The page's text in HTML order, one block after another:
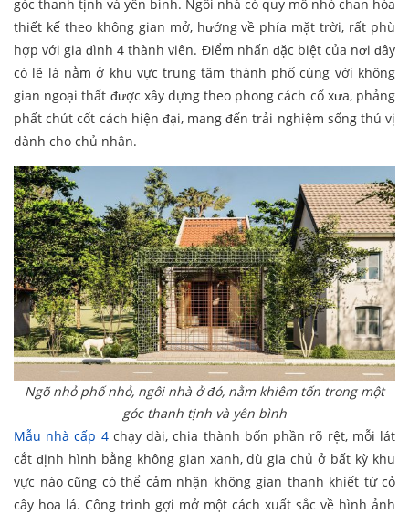
góc thanh tịnh và yên bình. Ngôi nhà có quy mô nhỏ chan hòa
thiết kế theo không gian mở, hướng về phía mặt trời, rất phù
hợp với gia đình 4 thành viên. Điểm nhấn đặc biệt của nơi đây
có lẽ là nằm ở khu vực trung tâm thành phố cùng với không
gian ngoại thất được xây dựng theo phong cách cổ xưa, phảng
phất chút cốt cách hiện đại, mang đến trải nghiệm sống thú vị
dành cho chủ nhân.
Ngõ nhỏ phố nhỏ, ngôi nhà ở đó, nằm khiêm tốn trong một
góc thanh tịnh và yên bình
Mẫu nhà cấp 4chạy dài, chia thành bốn phần rõ rệt, mỗi lát
cắt định hình bằng không gian xanh, dù gia chủ ở bất kỳ khu
vực nào cũng có thể cảm nhận không gian thanh khiết từ cỏ
cây hoa lá. Công trình gợi mở một cách xuất sắc về hình ảnh